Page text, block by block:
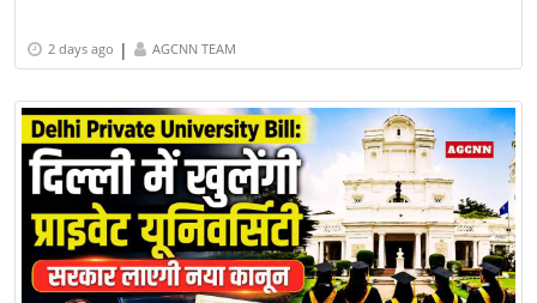
2 days ago | AGCNN TEAM